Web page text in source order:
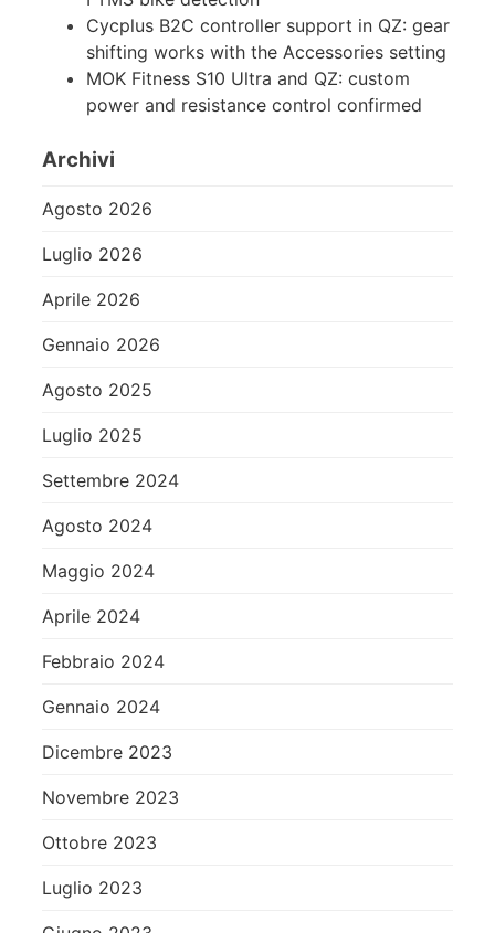
Cycplus B2C controller support in QZ: gear
shifting works with the Accessories setting
MOK Fitness S10 Ultra and QZ: custom
power and resistance control confirmed
Archivi
Agosto 2026
Luglio 2026
Aprile 2026
Gennaio 2026
Agosto 2025
Luglio 2025
Settembre 2024
Agosto 2024
Maggio 2024
Aprile 2024
Febbraio 2024
Gennaio 2024
Dicembre 2023
Novembre 2023
Ottobre 2023
Luglio 2023